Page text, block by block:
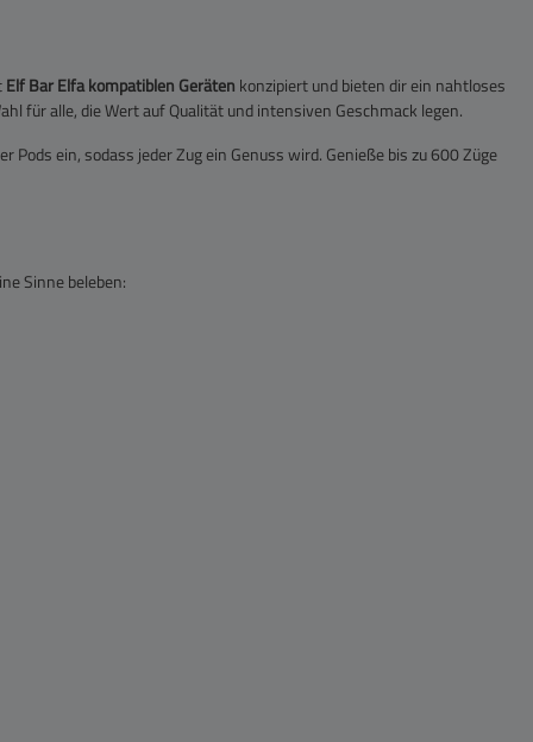
Elf Bar Elfa kompatiblen Geräten konzipiert und bieten dir ein nahtloses
für alle, die Wert auf Qualität und intensiven Geschmack legen.
ein, sodass jeder Zug ein Genuss wird. Genieße bis zu 600 Züge
Sinne beleben: